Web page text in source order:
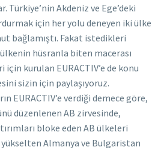
Türkiye’nin Akdeniz ve Ege’deki
için her yolu deneyen iki ülke
bağlamıştı. Fakat istedikleri
hüsranla biten macerası
kurulan EURACTIV’e de konu
sizin için paylaşıyoruz.
EURACTIV’e verdiği demece göre,
düzenlenen AB zirvesinde,
bloke eden AB ülkeleri
yükselten Almanya ve Bulgaristan